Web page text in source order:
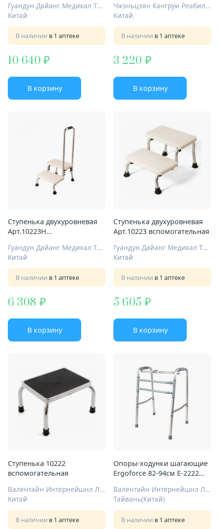
Гуандун Дайанг Медикал Технолоджи КО ЛТД
Китай
В наличии в 1 аптеке
10 640
В корзину
Чжэньцзян Кангруи Реабилитейшн Эквипмент Ко., Лтд.
Китай
В наличии в 1 аптеке
3 220
В корзину
Ступенька двухуровневая
Арт.10223H
Гуандун Дайанг Медикал Технолоджи КО ЛТД
Китай
В наличии в 1 аптеке
6 308
В корзину
Ступенька двухуровневая
Арт.10223 вспомогательная
Гуандун Дайанг Медикал Технолоджи КО ЛТД
Китай
В наличии в 1 аптеке
5 605
В корзину
Ступенька 10222
вспомогательная
Валентайн Интернейшнл Лтд.
Китай
В наличии в 1 аптеке
Опоры-ходунки шагающие
Ergoforce 82-94см Е-2222
Валентайн Интернейшнл Лтд.
Тайвань(Китай)
В наличии в 1 аптеке